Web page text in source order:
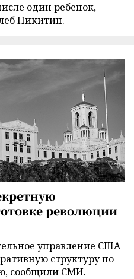
один ребенок,
Никитин.
революции
управление США
структуру по
сообщили СМИ.